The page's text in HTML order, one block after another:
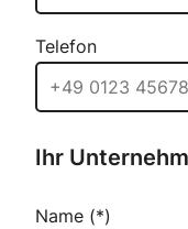
Telefon
Ihr
Name (*)